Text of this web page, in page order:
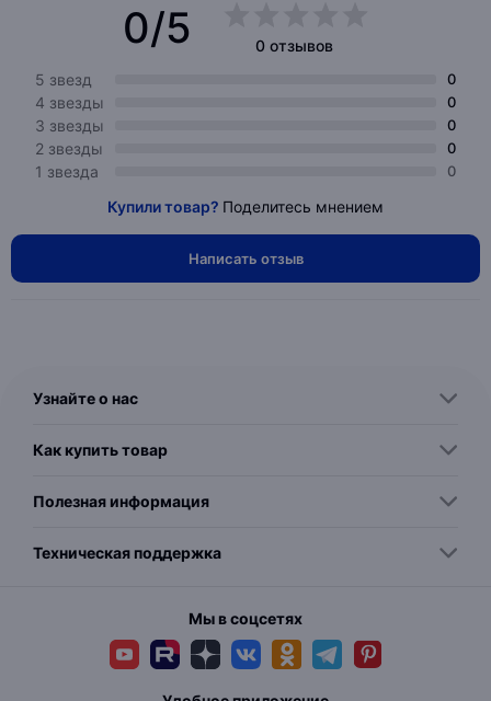
0/5
0 отзывов
5 звезд
0
4 звезды 0
3 звезды 0
2 звезды 0
1 звезда 0
Купили товар? Поделитесь мнением
Написать отзыв
Узнайте о нас
Как купить товар
Полезная информация
Техническая поддержка
Мы в соцсетях